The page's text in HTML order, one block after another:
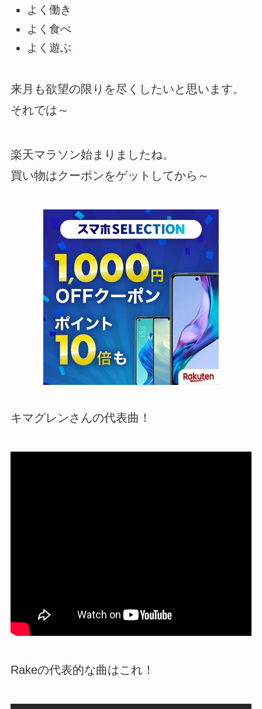
よく働き
よく食べ
よく遊ぶ
来月も欲望の限りを尽くしたいと思います。
それでは～
楽天マラソン始まりましたね。
買い物はクーポンをゲットしてから～
キマグレンさんの代表曲！
Rakeの代表的な曲はこれ！